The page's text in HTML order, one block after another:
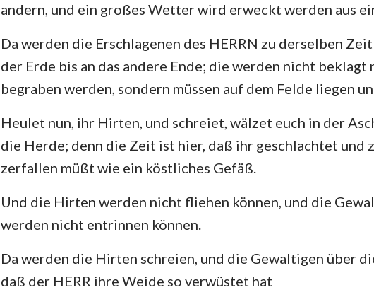
andern, und ein großes Wetter wird erweckt werden aus
Da werden die Erschlagenen des HERRN zu derselben
der Erde bis an das andere Ende; die werden nicht beklagt
begraben werden, sondern müssen auf dem Felde liegen
Heulet nun, ihr Hirten, und schreiet, wälzet euch in der
die Herde; denn die Zeit ist hier, daß ihr geschlachtet und
zerfallen müßt wie ein köstliches Gefäß.
Und die Hirten werden nicht fliehen können, und die
werden nicht entrinnen können.
Da werden die Hirten schreien, und die Gewaltigen über
daß der HERR ihre Weide so verwüstet hat